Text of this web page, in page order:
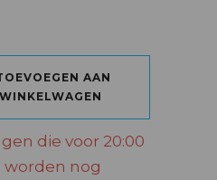
quantity
AAN
WINKELWAGEN
die voor 20:00
worden nog